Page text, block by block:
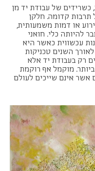
כשרידים של עבודת יד מן
קדומה. חלקן
או דמות משמעותית,
להיותה כלי. חואני
עכשווית כאשר היא
השנים טכניקות
רק בעבודת יד אלא
מוקמל אף רוקמת
אשר אינם שייכים לעולם